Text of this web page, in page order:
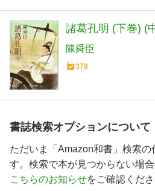
諸葛孔明 (下巻) (
陳舜臣
378
書誌検索オプションについて
ただいま「Amazon和書」検索の
す。検索で本が見つからない場
こちらのお知らせをご確認くださ